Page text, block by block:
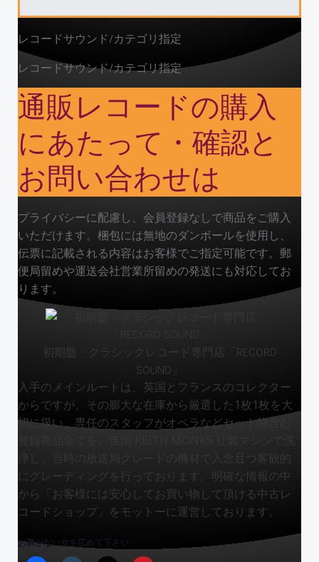
レコードサウンド/カテゴリ指定
レコードサウンド/カテゴリ指定
通販レコードの購入
にあたって・確認と
お問い合わせは
プライバシーに配慮し、会員登録なしで商品をご購入
いただけます。梱包には無地のダンボールを使用し、
伝票に記載される内容はお客様でご指定可能です。郵
便局留めや運送会社営業所留めの発送にも対応してお
ります。
初期盤・クラシックレコード専門店「RECORD
SOUND」
入手のメインルートは、英国とフランスのコレクター
からですが、その膨大な在庫から厳選した1枚1枚を大
切に扱い、専任のスタッフがオペラなどセット物含む
浄し、当時の放送局グレードの機材で入念且つ客観的
にグレーディングを行っております。明確な情報の中
から「 お客様には安心してお買い物して頂ける中古レ
コードショップ
」をモットーに運営しております。
お臍がない女を広めて下さい